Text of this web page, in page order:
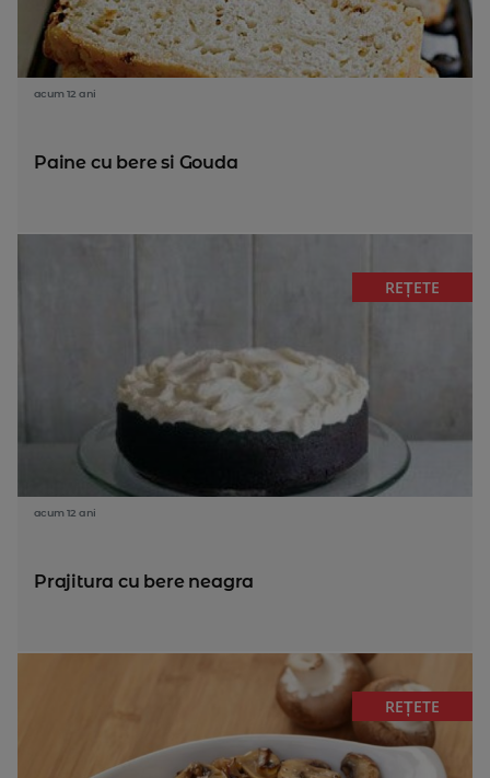
acum 12 ani
Paine cu bere si Gouda
REȚETE
acum 12 ani
Prajitura cu bere neagra
REȚETE